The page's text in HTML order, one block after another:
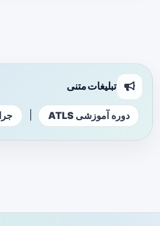
تبلیغات متنی
دوره آموزشی ATLS